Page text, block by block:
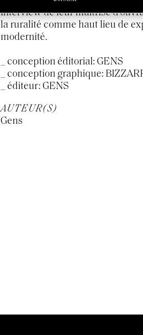
interview de leur maitrise
la ruralité comme haut lieu de
modernité.
_ conception éditorial: GENS
_ conception graphique:
_ éditeur: GENS
AUTEUR(S)
Gens